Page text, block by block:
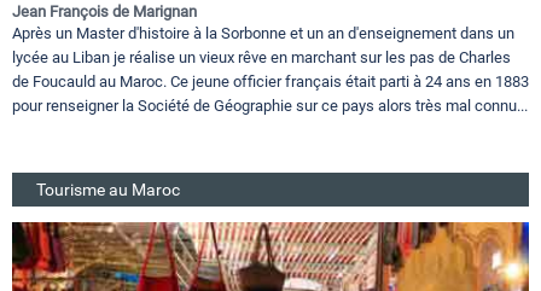
Jean François de Marignan
Après un Master d'histoire à la Sorbonne et un an d'enseignement dans un
lycée au Liban je réalise un vieux rêve en marchant sur les pas de Charles
de Foucauld au Maroc. Ce jeune officier français était parti à 24 ans en 1883
pour renseigner la Société de Géographie sur ce pays alors très mal connu...
Tourisme au Maroc